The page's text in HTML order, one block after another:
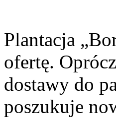
Plantacja
ofertę.
dostawy do
poszukuje